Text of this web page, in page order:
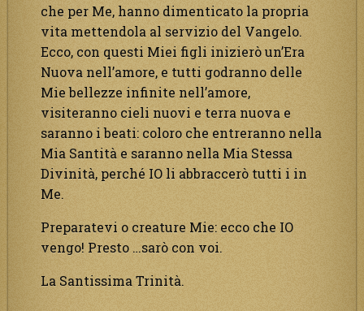
che per Me, hanno dimenticato la propria
vita mettendola al servizio del Vangelo.
Ecco, con questi Miei figli inizierò un’Era
Nuova nell’amore, e tutti godranno delle
Mie bellezze infinite nell’amore,
visiteranno cieli nuovi e terra nuova e
saranno i beati: coloro che entreranno nella
Mia Santità e saranno nella Mia Stessa
Divinità, perché IO li abbraccerò tutti i in
Me.
Preparatevi o creature Mie: ecco che IO
vengo! Presto …sarò con voi.
La Santissima Trinità.